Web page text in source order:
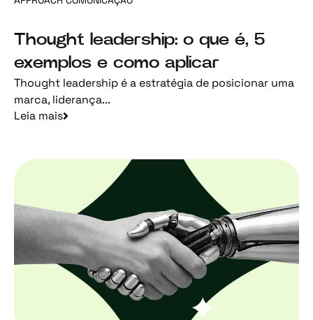
Thought leadership: o que é, 5
exemplos e como aplicar
Thought leadership é a estratégia de posicionar uma
marca, liderança...
Leia mais